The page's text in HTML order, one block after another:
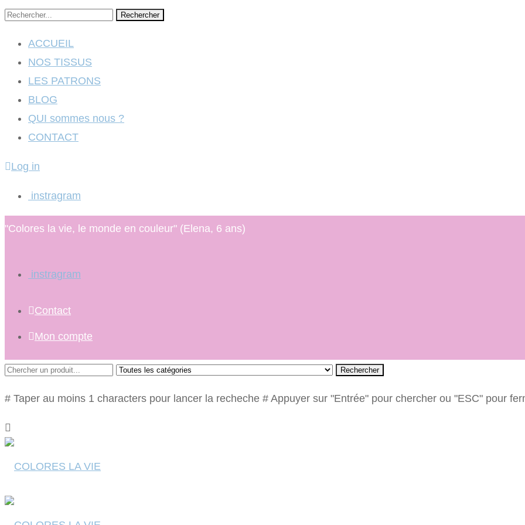
Rechercher
ACCUEIL
NOS TISSUS
LES PATRONS
BLOG
QUI sommes nous ?
CONTACT
Log in
instragram
"Colores la vie, le monde en couleur" (Elena, 6 ans)
instragram
Contact
Mon compte
Rechercher
# Taper au moins 1 characters pour lancer la recheche # Appuyer sur "Entrée" pour chercher ou "ESC" pour